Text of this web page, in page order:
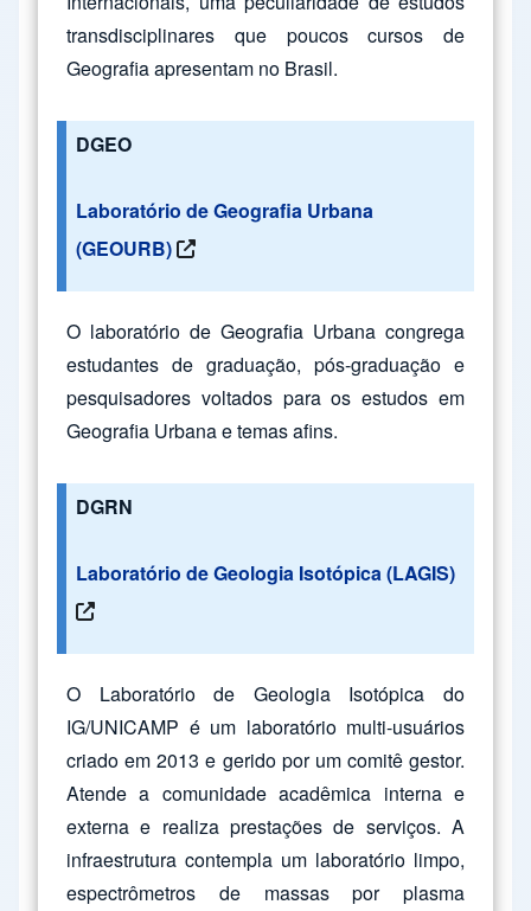
transdisciplinares que poucos cursos de
Geografia apresentam no Brasil.
DGEO
Laboratório de Geografia Urbana
(GEOURB)
O laboratório de Geografia Urbana congrega
estudantes de graduação, pós-graduação e
pesquisadores voltados para os estudos em
Geografia Urbana e temas afins.
DGRN
Laboratório de Geologia Isotópica (LAGIS)
O Laboratório de Geologia Isotópica do
IG/UNICAMP é um laboratório multi-usuários
criado em 2013 e gerido por um comitê gestor.
Atende a comunidade acadêmica interna e
externa e realiza prestações de serviços. A
infraestrutura contempla um laboratório limpo,
espectrômetros de massas por plasma